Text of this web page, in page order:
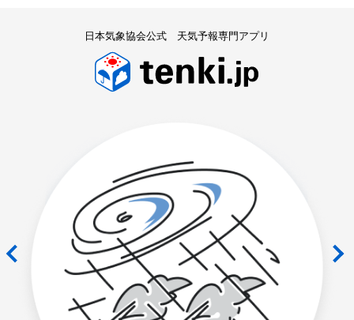
日本気象協会公式 天気予報専門アプリ